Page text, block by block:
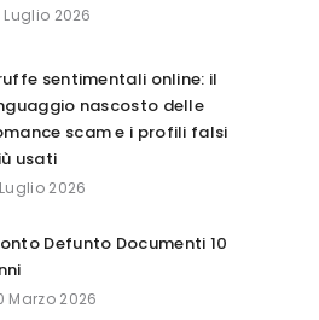
Luglio 2026
sentimentali online: il
nascosto delle
scam e i profili falsi
usati
2026
Defunto Documenti 10
Marzo 2026